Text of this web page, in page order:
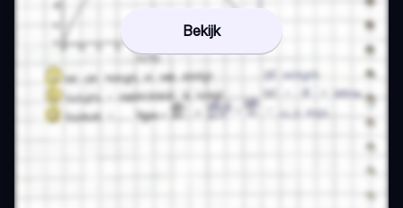
Bekijk